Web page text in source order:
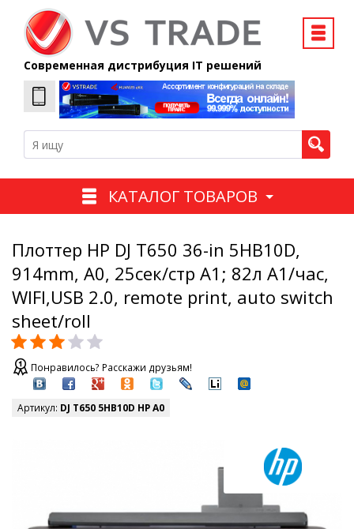
Современная дистрибуция IT решений
КАТАЛОГ ТОВАРОВ
Плоттер HP DJ T650 36-in 5HB10D,
914mm, A0, 25сек/стр A1; 82л A1/час,
WIFI,USB 2.0, remote print, auto switch
sheet/roll
Понравилось? Расскажи друзьям!
Артикул: DJ T650 5HB10D HP A0